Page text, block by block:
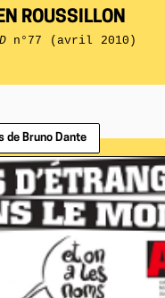
ROUSSILLON
n°77 (avril 2010)
de Bruno Dante